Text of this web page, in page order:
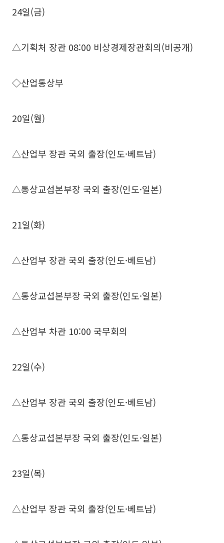
24일(금)
△기획처 장관 08:00 비상경제장관회의(비공개)
◇산업통상부
20일(월)
△산업부 장관 국외 출장(인도·베트남)
△통상교섭본부장 국외 출장(인도·일본)
21일(화)
△산업부 장관 국외 출장(인도·베트남)
△통상교섭본부장 국외 출장(인도·일본)
△산업부 차관 10:00 국무회의
22일(수)
△산업부 장관 국외 출장(인도·베트남)
△통상교섭본부장 국외 출장(인도·일본)
23일(목)
△산업부 장관 국외 출장(인도·베트남)